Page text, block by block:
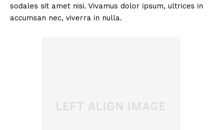
sodales sit amet nisi. Vivamus dolor ipsum, ultrices in
accumsan nec, viverra in nulla.